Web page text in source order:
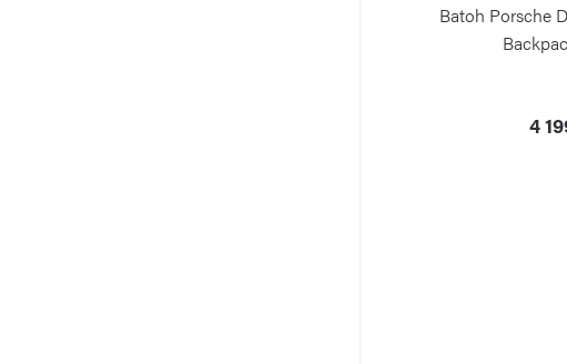
Batoh Porsche
4